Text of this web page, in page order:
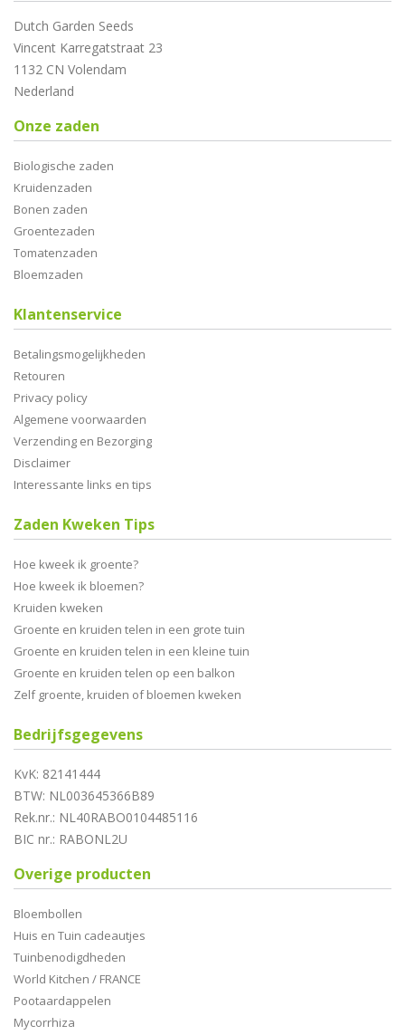
Dutch Garden Seeds
Vincent Karregatstraat 23
1132 CN Volendam
Nederland
Onze zaden
Biologische zaden
Kruidenzaden
Bonen zaden
Groentezaden
Tomatenzaden
Bloemzaden
Klantenservice
Betalingsmogelijkheden
Retouren
Privacy policy
Algemene voorwaarden
Verzending en Bezorging
Disclaimer
Interessante links en tips
Zaden Kweken Tips
Hoe kweek ik groente?
Hoe kweek ik bloemen?
Kruiden kweken
Groente en kruiden telen in een grote tuin
Groente en kruiden telen in een kleine tuin
Groente en kruiden telen op een balkon
Zelf groente, kruiden of bloemen kweken
Bedrijfsgegevens
KvK: 82141444
BTW: NL003645366B89
Rek.nr.: NL40RABO0104485116
BIC nr.: RABONL2U
Overige producten
Bloembollen
Huis en Tuin cadeautjes
Tuinbenodigdheden
World Kitchen / FRANCE
Pootaardappelen
Mycorrhiza